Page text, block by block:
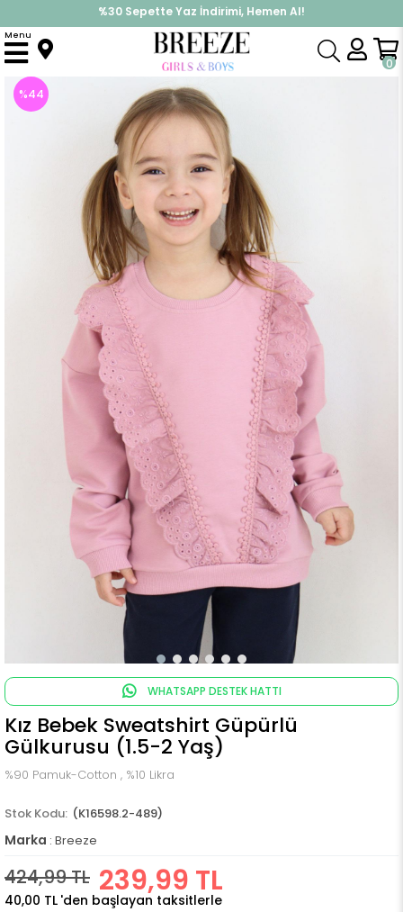
%30 Sepette Yaz İndirimi, Hemen Al!
İndirimlere ek %10 İndirimi Kap, Hemen Üye Ol!
0
Menu
Anasayfa Üst Giyim Sweatshirt Kız Bebek Sweatshirt Güpürlü Gülkurusu (1.5-2 Yaş)
%44
WHATSAPP DESTEK HATTI
Kız Bebek Sweatshirt Güpürlü
Gülkurusu (1.5-2 Yaş)
%90 Pamuk-Cotton , %10 Likra
(K16598.2-489)
Marka : Breeze
424,99 TL 239,99 TL
40,00 TL 'den başlayan taksitlerle